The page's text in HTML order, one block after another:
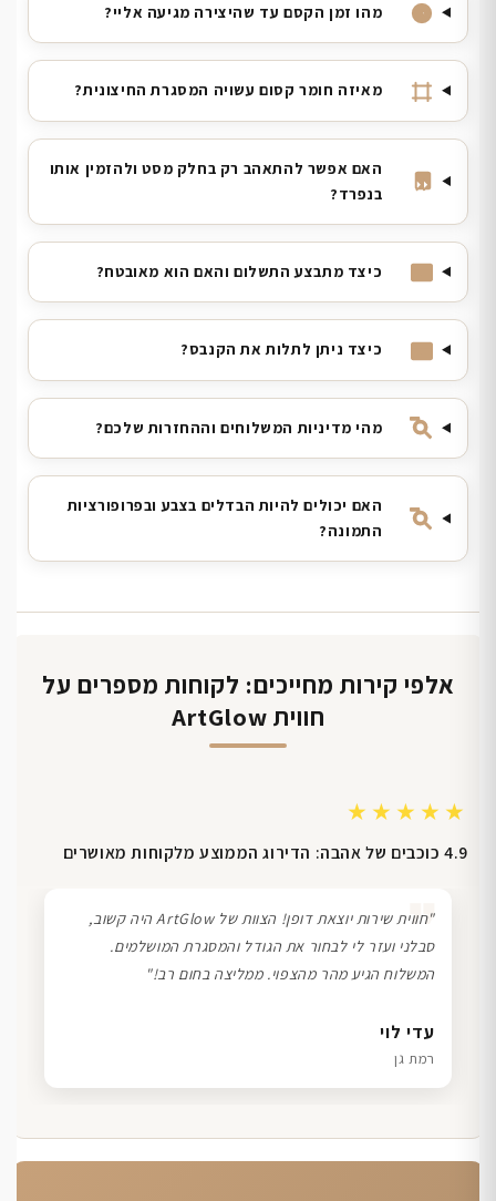
מהו זמן הקסם עד שהיצירה מגיעה אליי?
מאיזה חומר קסום עשויה המסגרת החיצונית?
האם אפשר להתאהב רק בחלק מסט ולהזמין אותו
בנפרד?
כיצד מתבצע התשלום והאם הוא מאובטח?
כיצד ניתן לתלות את הקנבס?
מהי מדיניות המשלוחים וההחזרות שלכם?
האם יכולים להיות הבדלים בצבע ובפרופורציות
התמונה?
אלפי קירות מחייכים: לקוחות מספרים על
חווית ArtGlow
★★★★★
4.9 כוכבים של אהבה: הדירוג הממוצע מלקוחות מאושרים
שרון כהן
תל אביב
❞
"חווית שירות יוצאת דופן! הצוות של ArtGlow היה קשוב,
סבלני ועזר לי לבחור את הגודל והמסגרת המושלמים.
המשלוח הגיע מהר מהצפוי. ממליצה בחום רב!"
עדי לוי
רמת גן
דנה גל
חיפה
ליאת ויוסי מ.
הוד השרון